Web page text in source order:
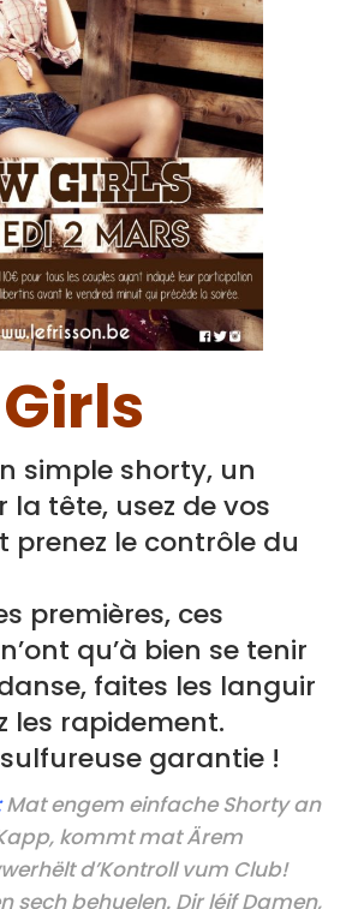
simple shorty, un
la tête, usez de vos
prenez le contrôle du
premières, ces
qu’à bien se tenir
faites les languir
les rapidement.
garantie !
Mat engem einfache Shorty an
kommt mat Ärem
d’Kontroll vum Club!
sech behuelen. Dir léif Damen,